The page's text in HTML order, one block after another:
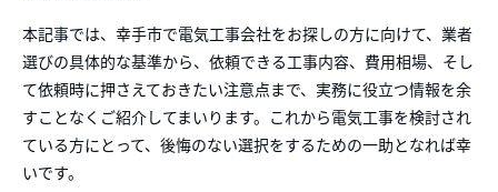
本記事では、幸手市で電気工事会社をお探しの方に向けて、業者
選びの具体的な基準から、依頼できる工事内容、費用相場、そし
て依頼時に押さえておきたい注意点まで、実務に役立つ情報を余
すことなくご紹介してまい ります。これから電気工事を検討され
ている方にとって、 後悔のない選択をするための一助となれば幸
いです。